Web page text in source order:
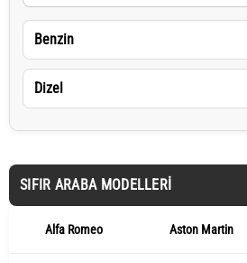
Benzin
Dizel
SIFIR ARABA MODELLERI
Alfa Romeo Aston Martin